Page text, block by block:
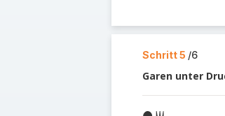
Schritt 5 /6
Garen unter